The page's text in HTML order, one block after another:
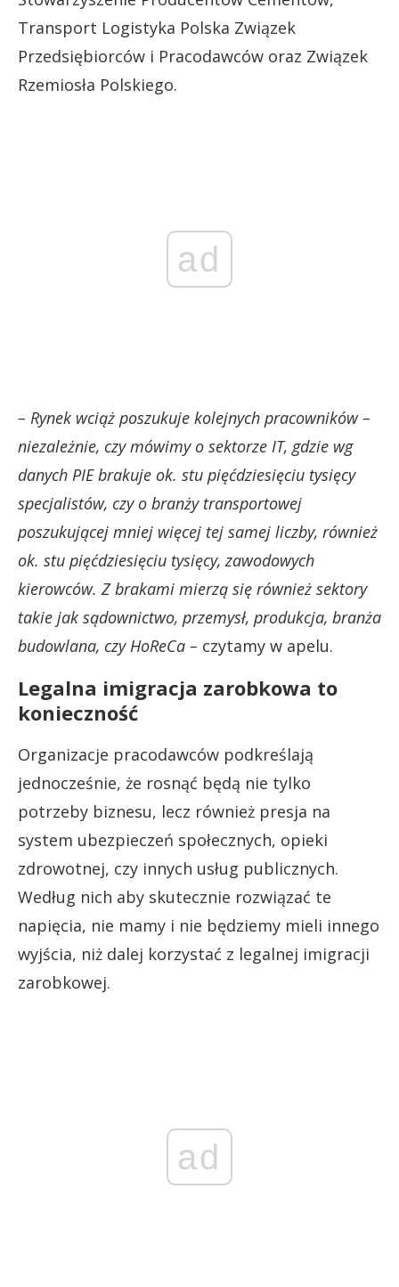
Transport Logistyka Polska Związek
Przedsiębiorców i Pracodawców oraz Związek
Rzemiosła Polskiego.
ad
– Rynek wciąż poszukuje kolejnych pracowników –
niezależnie, czy mówimy o sektorze IT, gdzie wg
danych PIE brakuje ok. stu pięćdziesięciu tysięcy
specjalistów, czy o branży transportowej
poszukującej mniej więcej tej samej liczby, również
ok. stu pięćdziesięciu tysięcy, zawodowych
kierowców. Z brakami mierzą się również sektory
takie jak sądownictwo, przemysł, produkcja, branża
budowlana, czy HoReCa – czytamy w apelu.
Legalna imigracja zarobkowa to
konieczność
Organizacje pracodawców podkreślają
jednocześnie, że rosnąć będą nie tylko
potrzeby biznesu, lecz również presja na
system ubezpieczeń społecznych, opieki
zdrowotnej, czy innych usług publicznych.
Według nich aby skutecznie rozwiązać te
napięcia, nie mamy i nie będziemy mieli innego
wyjścia, niż dalej korzystać z legalnej imigracji
zarobkowej.
ad